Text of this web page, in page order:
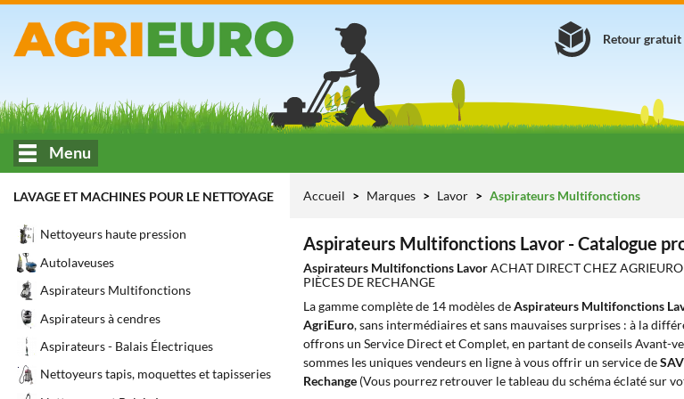
Retour gratuit
Menu
LAVAGE ET MACHINES POUR LE NETTOYAGE
Nettoyeurs haute pression
Autolaveuses
Aspirateurs Multifonctions
Aspirateurs à cendres
Aspirateurs - Balais Électriques
Nettoyeurs tapis, moquettes et tapisseries
Accueil Marques Lavor Aspirateurs Multifonctions
Aspirateurs Multifonctions Lavor - Catalogue
Aspirateurs Multifonctions LavorACHAT DIRECT CHEZ
PIÈCES DE RECHANGE
La gamme complète de 14 modèles deAspirateurs Multifonctions
AgriEuro, sans intermédiaires et sans mauvaises surprises : à la
offrons un Service Direct et Complet, en partant de conseils Avant-
sommes les uniques vendeurs en ligne à vous offrir un service deSAV
Rechange (Vous pourrez retrouver le tableau du schéma éclaté sur